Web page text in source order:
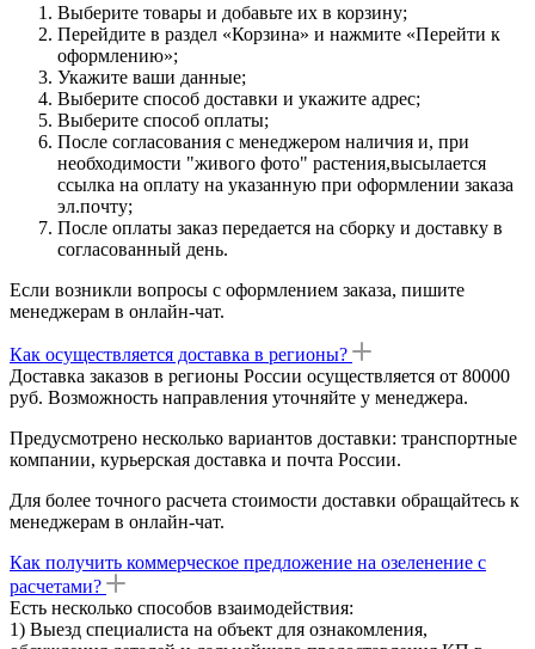
Выберите товары и добавьте их в корзину;
Перейдите в раздел «Корзина» и нажмите «Перейти к
оформлению»;
Укажите ваши данные;
Выберите способ доставки и укажите адрес;
Выберите способ оплаты;
После согласования с менеджером наличия и, при
необходимости "живого фото" растения,высылается
ссылка на оплату на указанную при оформлении заказа
эл.почту;
После оплаты заказ передается на сборку и доставку в
согласованный день.
Если возникли вопросы с оформлением заказа, пишите
менеджерам в онлайн-чат.
Как осуществляется доставка в регионы?
Доставка заказов в регионы России осуществляется от 80000
руб. Возможность направления уточняйте у менеджера.
Предусмотрено несколько вариантов доставки: транспортные
компании, курьерская доставка и почта России.
Для более точного расчета стоимости доставки обращайтесь к
менеджерам в онлайн-чат.
Как получить коммерческое предложение на озеленение с
расчетами?
Есть несколько способов взаимодействия:
1) Выезд специалиста на объект для ознакомления,